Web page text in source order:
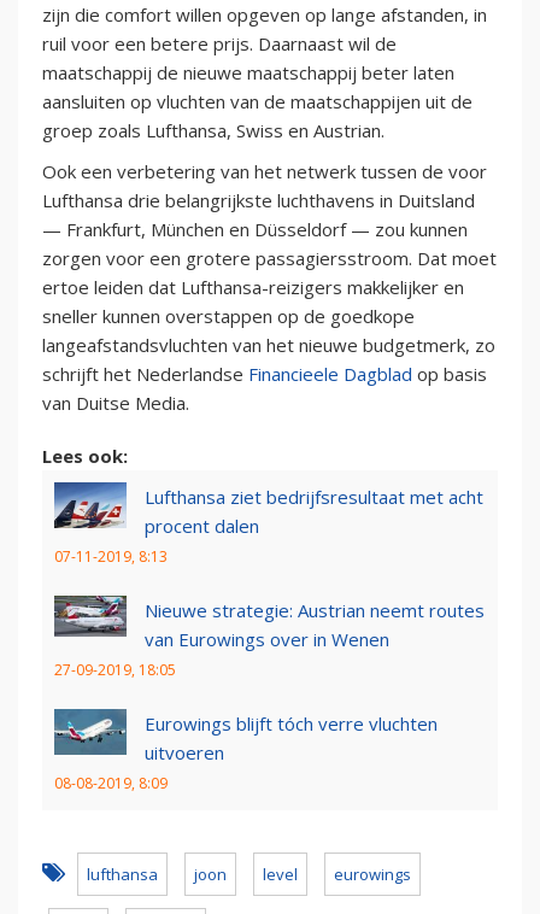
zijn die comfort willen opgeven op lange afstanden, in
ruil voor een betere prijs. Daarnaast wil de
maatschappij de nieuwe maatschappij beter laten
aansluiten op vluchten van de maatschappijen uit de
groep zoals Lufthansa, Swiss en Austrian.
Ook een verbetering van het netwerk tussen de voor
Lufthansa drie belangrijkste luchthavens in Duitsland
— Frankfurt, München en Düsseldorf — zou kunnen
zorgen voor een grotere passagiersstroom. Dat moet
ertoe leiden dat Lufthansa-reizigers makkelijker en
sneller kunnen overstappen op de goedkope
langeafstandsvluchten van het nieuwe budgetmerk, zo
schrijft het Nederlandse Financieele Dagblad op basis
van Duitse Media.
Lees ook:
Lufthansa ziet bedrijfsresultaat met acht
procent dalen
07-11-2019, 8:13
Nieuwe strategie: Austrian neemt routes
van Eurowings over in Wenen
27-09-2019, 18:05
Eurowings blijft tóch verre vluchten
uitvoeren
08-08-2019, 8:09
lufthansa joon level eurowings